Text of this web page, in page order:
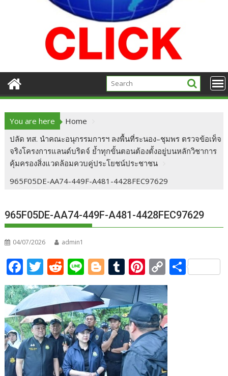
You are here
Home
ปลัด ทส. นำคณะอนุกรรมการฯ ลงพื้นที่ระนอง–ชุมพร ตรวจข้อเท็จ
จริงโครงการแลนด์บริดจ์ ย้ำทุกขั้นตอนต้องตั้งอยู่บนหลักวิชาการ
คุ้มครองสิ่งแวดล้อมควบคู่ประโยชน์ประชาชน
965F05DE-AA74-449F-A481-4428FEC97629
965F05DE-AA74-449F-A481-4428FEC97629
04/07/2026 admin1
F
ac
e
b
o
o
k
T
w
itt
er
R
e
d
di
t
Li
n
e
Bl
o
g
g
er
T
u
m
bl
r
Pi
nt
er
e
st
C
o
p
y
Li
n
k
S